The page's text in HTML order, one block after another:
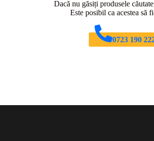
Dacă nu găsiți produsele
Este posibil ca acestea să
0723 190